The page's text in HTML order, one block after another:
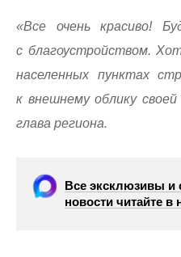
«Все очень красиво!
с благоустройством.
населенных пунктах
к внешнему облику
глава региона.
Все эксклюзивы и
новости читайте